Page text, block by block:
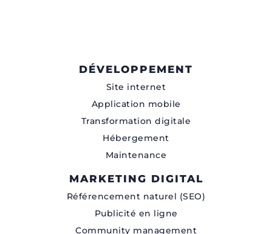
DÉVELOPPEMENT
Site internet
Application mobile
Transformation digitale
Hébergement
Maintenance
MARKETING DIGITAL
Référencement naturel (SEO)
Publicité en ligne
Community management